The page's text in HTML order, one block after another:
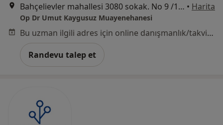
Bahçelievler mahallesi 3080 sokak. No 9 /1 Merkezefendi, Denizli • Harita
Op Dr Umut Kaygusuz Muayenehanesi
Bu uzman ilgili adres için online danışmanlık/takvim sunmuyor.
Randevu talep et